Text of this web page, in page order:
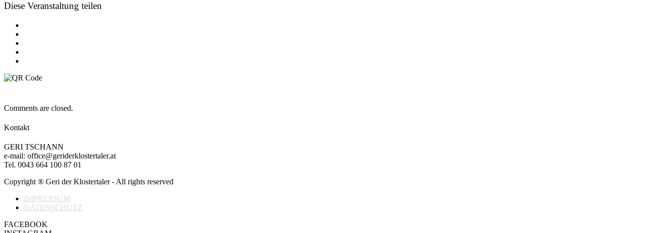
Diese Veranstaltung teilen
Comments are closed.
Kontakt
GERI TSCHANN
e-mail: office@geriderklostertaler.at
Tel. 0043 664 100 87 01
Copyright ® Geri der Klostertaler - All rights reserved
IMPRESSUM
DATENSCHUTZ
FACEBOOK